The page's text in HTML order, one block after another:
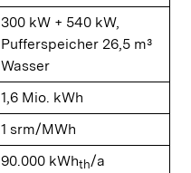
300 kW + 540 kW,
Pufferspeicher 26,5 m³
Wasser
1,6 Mio. kWh
1 srm/MWh
90.000 kWhth/a